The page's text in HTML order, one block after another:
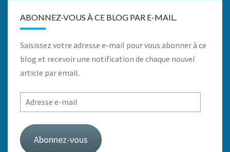
ABONNEZ-VOUS À CE BLOG PAR E-MAIL.
Saisissez votre adresse e-mail pour vous abonner à ce
blog et recevoir une notification de chaque nouvel
article par email.
Adresse
e-
mail
Abonnez-vous